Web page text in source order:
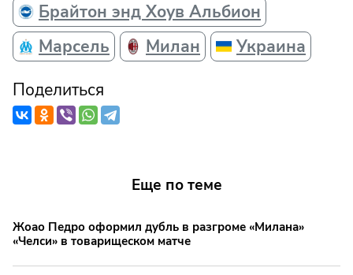
Брайтон энд Хоув Альбион
Марсель
Милан
Украина
Поделиться
Еще по теме
Жоао Педро оформил дубль в разгроме «Милана»
«Челси» в товарищеском матче